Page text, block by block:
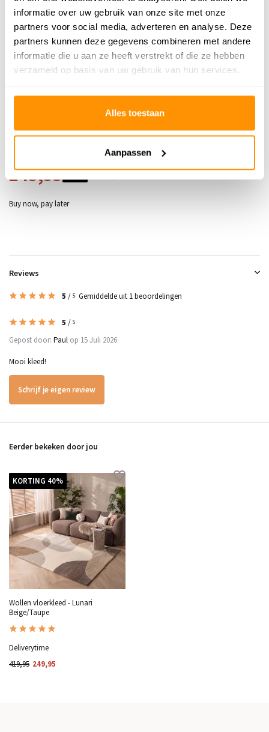
informatie over uw gebruik van onze site met onze
partners voor social media, adverteren en analyse. Deze
partners kunnen deze gegevens combineren met andere
informatie die u aan ze heeft verstrekt of die ze hebben
verzameld op basis van uw gebruik van hun services.
Alles toestaan
Aanpassen
249,95
Buy now, pay later
Productiemethode Handgeweven
Vloerverwarming Geschikt
Geschikt voor: Binnen of
buiten?
✓
Reviews
5 / 5 Gemiddelde uit 1 beoordelingen
5 / 5
Gepost door: Paul op 15 Juli 2026
Mooi kleed!
Schrijf je eigen review
Eerder bekeken door jou
KORTING 40%
Wollen vloerkleed - Lunari
Beige/Taupe
Deliverytime
419,95 249,95